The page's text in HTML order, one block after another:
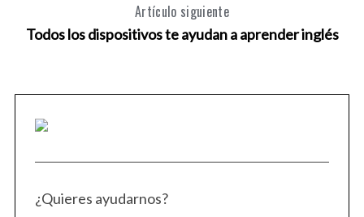
Artículo siguiente
Todos los dispositivos te ayudan a aprender inglés
¿Quieres ayudarnos?